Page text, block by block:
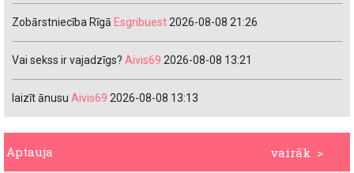
Zobārstniecība Rīgā Esgribuest2026-08-08 21:26
Vai sekss ir vajadzīgs? Aivis69 2026-08-08 13:21
laizīt ānusu Aivis69 2026-08-08 13:13
vairāk >
Aptauja